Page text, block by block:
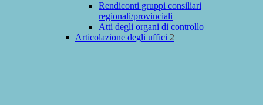
Rendiconti gruppi consiliari
regionali/provinciali
Atti degli organi di controllo
Articolazione degli uffici 2